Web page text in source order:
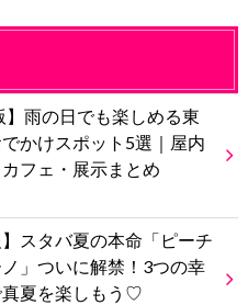
】雨の日でも楽しめる東
かけスポット5選｜屋内
フェ・展示まとめ
】スタバ夏の本命「ピーチ
」ついに解禁！3つの幸
夏を楽しもう♡